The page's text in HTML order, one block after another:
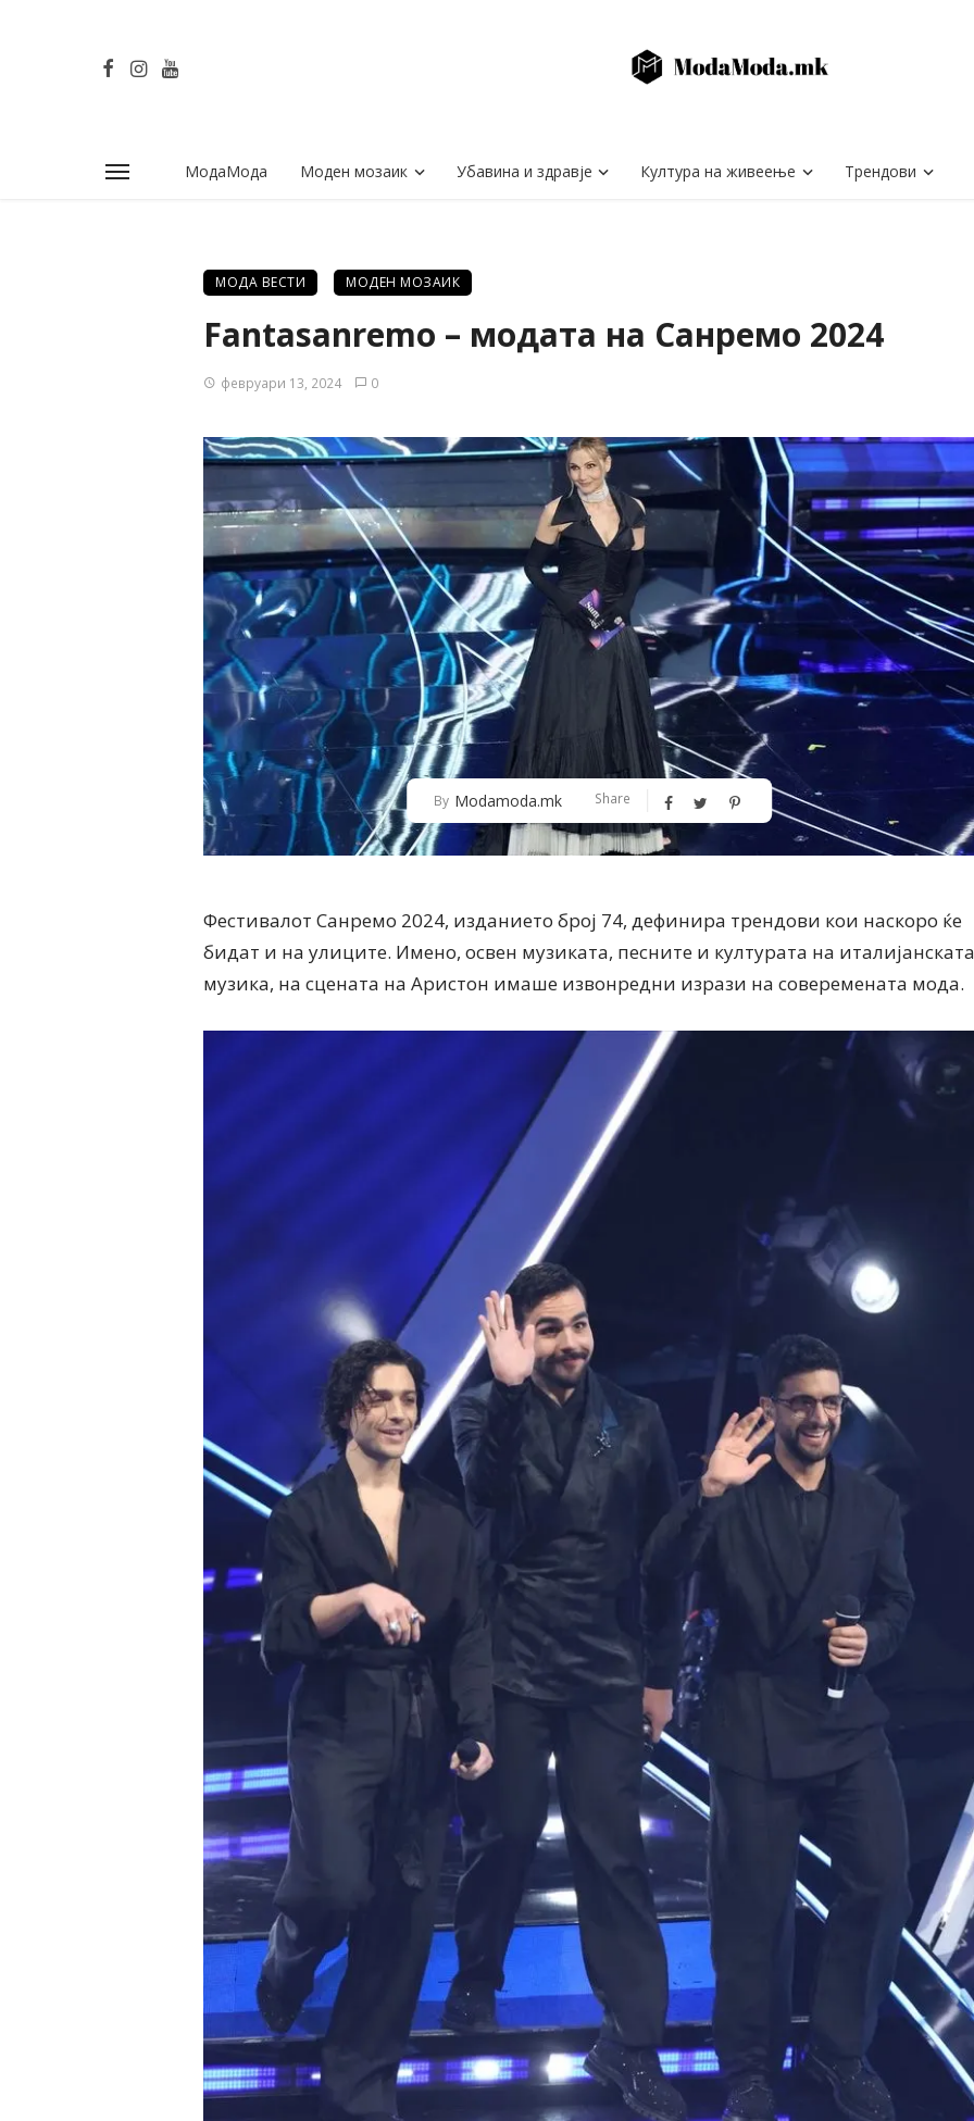
МодаМода Моден мозаик Убавина и здравје Култура на живеење Трендови
МОДА ВЕСТИ МОДЕН МОЗАИК
Fantasanremo – модата на Санремо 2024
февруари 13, 2024 0
By Modamoda.mk Share
Фестивалот Санремо 2024, изданието број 74, дефинира трендови кои наскоро ќе
бидат и на улиците. Имено, освен музиката, песните и културата на италијанската
музика, на сцената на Аристон имаше извонредни изрази на соверемената мода.
Алшар – модна ревија на Expo
30
Филигрански обетки
Дваесет одговори од Милена
Антовска за МодаМода
Дваесет одговори
Модни цитати Модни цитати